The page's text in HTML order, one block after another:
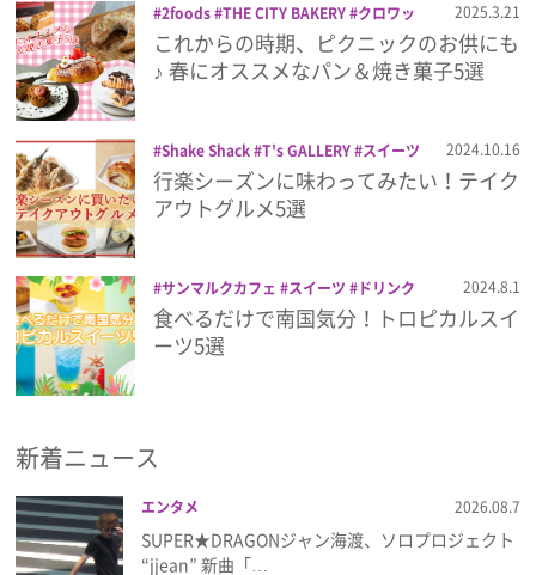
ビューティー
カフェ・グルメ
エンタメ
ライフスタイル
プレゼント
インタビュー
フィルム
Emoメン
2foods THE CITY BAKERY
クロワッ
サン ケーキ サンマルクカフェ
スイー
ドンク パン マフィン
ル パン ドゥ
ジョエル・ロブション
2025.3.21
これからの時期、ピクニックのお供にも
♪ 春にオススメなパン＆焼き菓子5選
Shake Shack T's GALLERY
スイーツ
パン ハンバーガー ル パン ドゥ ジョ
エル・ロブション 天丼
潟ゆのたに 心亭
2024.10.16
行楽シーズンに味わってみたい！テイク
アウトグルメ5選
サンマルクカフェ スイーツ
ドリンク
トロピカル トロピカルスイーツ
マム
アンドポップス ジェラート
ジョエル・ロブション
2024.8.1
食べるだけで南国気分！トロピカルスイ
ーツ5選
新着ニュース
エンタメ 2026.08.7
SUPER★DRAGONジャン海渡、ソロプロジェクト
“jjean” 新曲「…